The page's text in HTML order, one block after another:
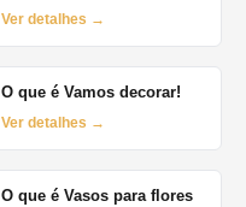
Ver detalhes →
O que é Vamos decorar!
Ver detalhes →
O que é Vasos para flores